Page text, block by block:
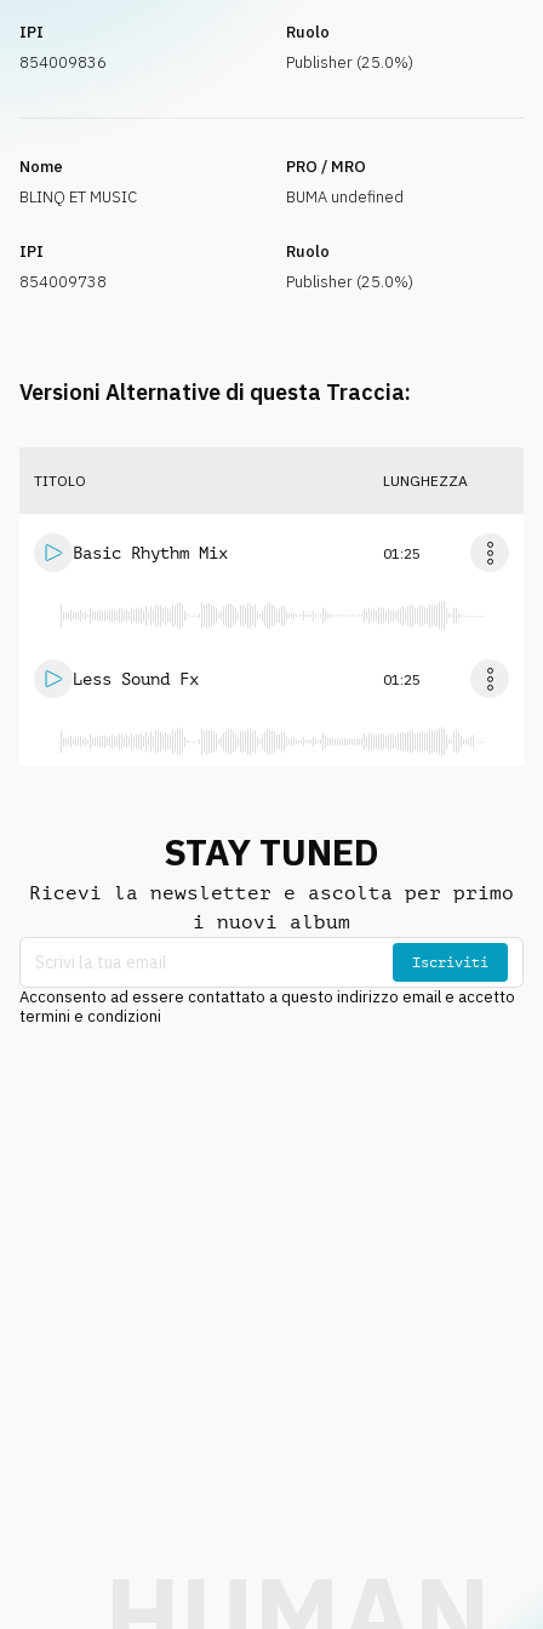
IPI
854009836
Ruolo
Publisher (25.0%)
Nome
BLINQ ET MUSIC
PRO / MRO
BUMA undefined
IPI
854009738
Ruolo
Publisher (25.0%)
Versioni Alternative di questa Traccia:
TITOLO LUNGHEZZA
Basic Rhythm Mix 01:25
Less Sound Fx 01:25
STAY TUNED
Ricevi la newsletter e ascolta per primo
i nuovi album
Iscriviti
Acconsento ad essere contattato a questo indirizzo email e accetto
termini e condizioni